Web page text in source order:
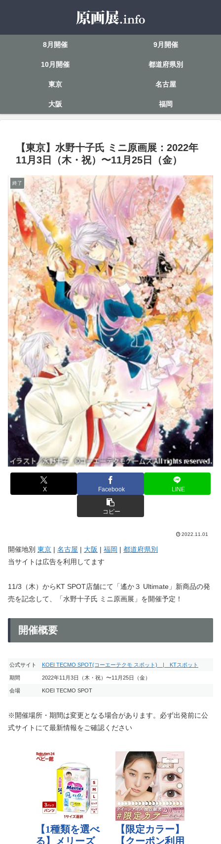
8月開催 9月開催
10月開催 都道府県別
東京 名古屋
大阪 福岡
【東京】水野十子氏 ミニ原画展：2022年
11月3日（木・祝）〜11月25日（金）
終了
X Facebook LINE
コピー
2022.11.01
開催地別 東京 | 名古屋 | 大阪 | 福岡 | 都道府県別
当サイトは広告を利用してます
11/3（木）からKT SPOT店舗にて「遙か３ Ultimate」新商品の発
売を記念して、「水野十子氏 ミニ原画展」を開催予定！
開催概要
公式サイト KOEI TECMO SPOT(コーエーテクモ スポット) | KTスポット
期間 2022年11月3日（木・祝）〜11月25日（金）
会場 KOEI TECMO SPOT
※開催場所・期間は変更となる場合があります。必ず出発前に公
式サイトにて最新情報をご確認ください